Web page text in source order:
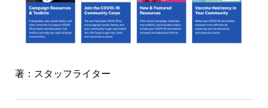
著：スタッフライター